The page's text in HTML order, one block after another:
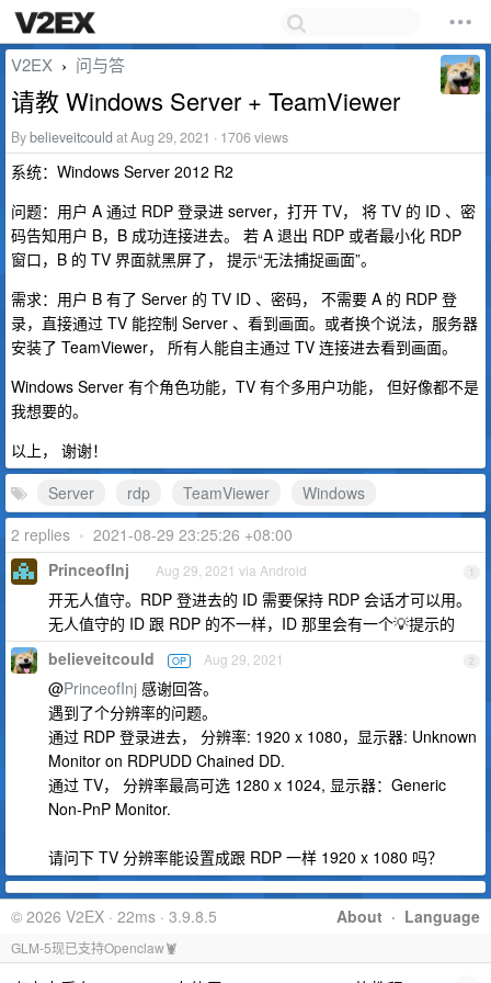
V2EX › 问与答
请教 Windows Server + TeamViewer
Bybelieveitcould at Aug 29, 2021 · 1706 views
系统：Windows Server 2012 R2
问题：用户 A 通过 RDP 登录进 server，打开 TV， 将 TV 的 ID 、密
码告知用户 B，B 成功连接进去。 若 A 退出 RDP 或者最小化 RDP
窗口，B 的 TV 界面就黑屏了， 提示“无法捕捉画面”。
需求：用户 B 有了 Server 的 TV ID 、密码， 不需要 A 的 RDP 登
录，直接通过 TV 能控制 Server 、看到画面。或者换个说法，服务器
安装了 TeamViewer， 所有人能自主通过 TV 连接进去看到画面。
Windows Server 有个角色功能，TV 有个多用户功能， 但好像都不是
我想要的。
以上， 谢谢！
Server
rdp TeamViewer
Windows
2 replies • 2021-08-29 23:25:26 +08:00
1
PrinceofInj Aug 29, 2021 via Android
开无人值守。RDP 登进去的 ID 需要保持 RDP 会话才可以用。
无人值守的 ID 跟 RDP 的不一样，ID 那里会有一个💡提示的
2
believeitcould OP Aug 29, 2021
@PrinceofInj 感谢回答。
遇到了个分辨率的问题。
通过 RDP 登录进去， 分辨率: 1920 x 1080，显示器: Unknown
Monitor on RDPUDD Chained DD.
通过 TV， 分辨率最高可选 1280 x 1024, 显示器：Generic
Non-PnP Monitor.
请问下 TV 分辨率能设置成跟 RDP 一样 1920 x 1080 吗？
About · Language
© 2026 V2EX · 22ms · 3.9.8.5
GLM-5现已支持Openclaw🦞